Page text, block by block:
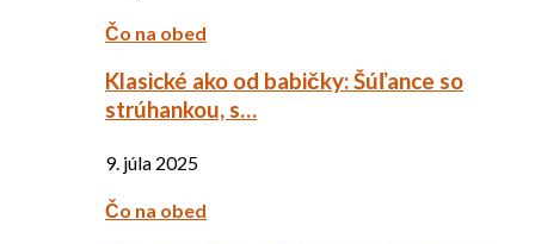
Čo na obed
Klasické ako od babičky: Šúľance so
strúhankou, s…
9. júla 2025
Čo na obed